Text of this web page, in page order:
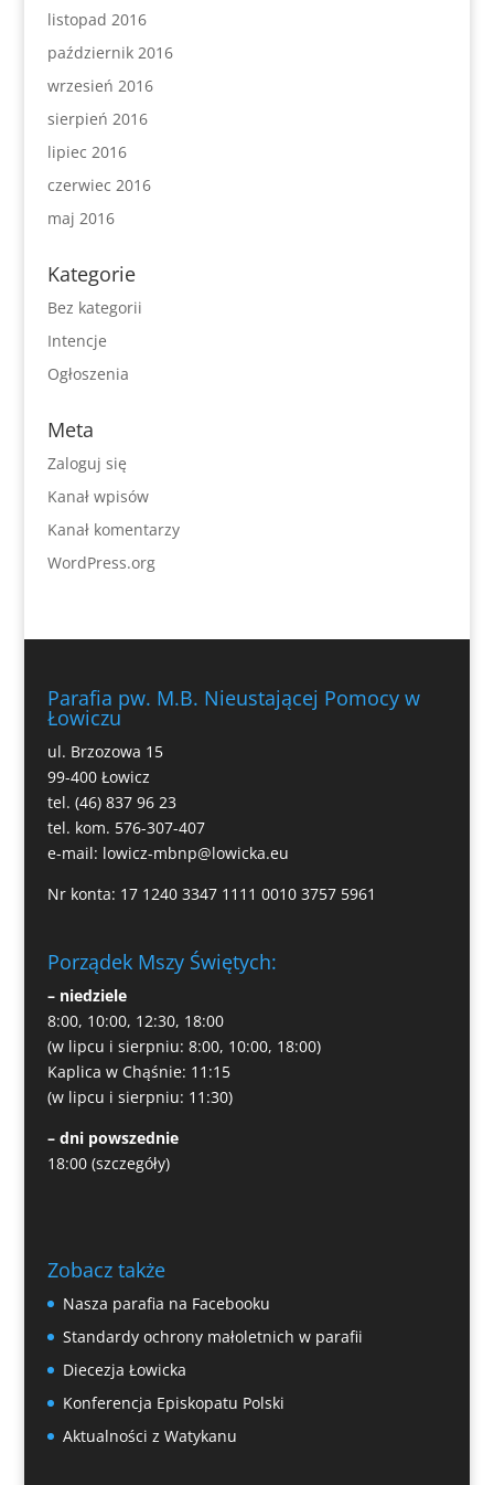
listopad 2016
październik 2016
wrzesień 2016
sierpień 2016
lipiec 2016
czerwiec 2016
maj 2016
Kategorie
Bez kategorii
Intencje
Ogłoszenia
Meta
Zaloguj się
Kanał wpisów
Kanał komentarzy
WordPress.org
Parafia pw. M.B. Nieustającej Pomocy w
Łowiczu
ul. Brzozowa 15
99-400 Łowicz
tel. (46) 837 96 23
tel. kom. 576-307-407
e-mail: lowicz-mbnp@lowicka.eu
Nr konta: 17 1240 3347 1111 0010 3757 5961
Porządek Mszy Świętych:
– niedziele
8:00, 10:00, 12:30, 18:00
(w lipcu i sierpniu: 8:00, 10:00, 18:00)
Kaplica w Chąśnie: 11:15
(w lipcu i sierpniu: 11:30)
– dni powszednie
18:00 (szczegóły)
Zobacz także
Nasza parafia na Facebooku
Standardy ochrony małoletnich w parafii
Diecezja Łowicka
Konferencja Episkopatu Polski
Aktualności z Watykanu